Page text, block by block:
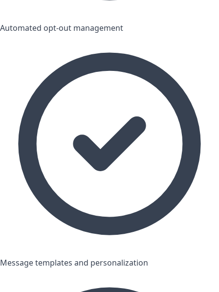
Automated opt-out management
Message templates and personalization